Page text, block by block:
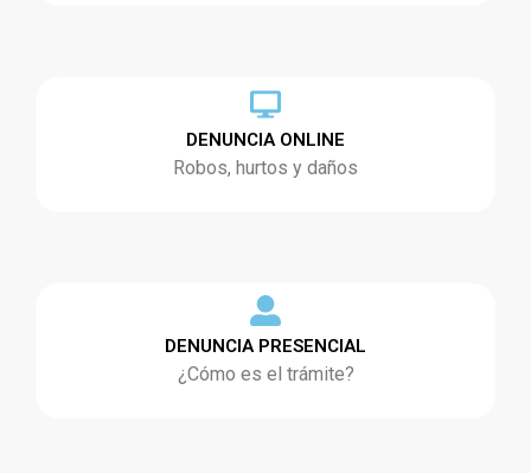
DENUNCIA ONLINE
Robos, hurtos y daños
DENUNCIA PRESENCIAL
¿Cómo es el trámite?